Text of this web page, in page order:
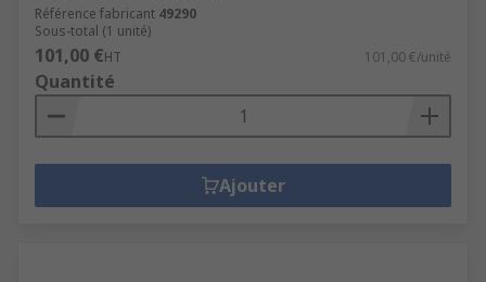
Référence fabricant 49290
Sous-total (1 unité)
101,00 €HT 101,00 €/unité
Quantité
Ajouter